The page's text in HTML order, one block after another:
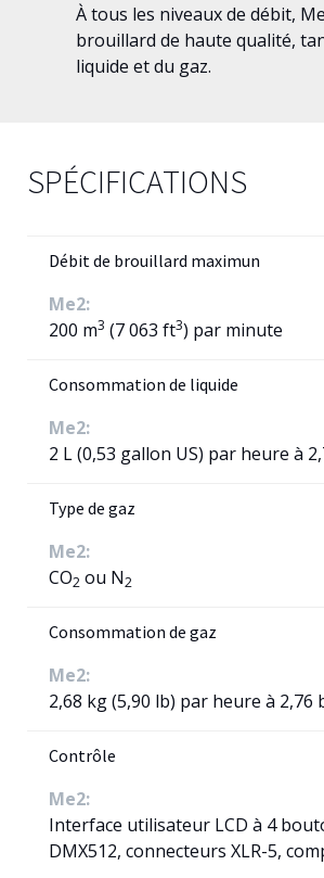
À tous les niveaux de débit,
brouillard de haute qualité,
liquide et du gaz.
SPÉCIFICATIONS
Débit de brouillard maximun
Me2:
200 m3 (7 063 ft3) par minute
Consommation de liquide
Me2:
2 L (0,53 gallon US) par heure à
Type de gaz
Me2:
CO2 ou N2
Consommation de gaz
Me2:
2,68 kg (5,90 lb) par heure à 2,76
Contrôle
Me2:
Interface utilisateur LCD à 4
DMX512, connecteurs XLR-5,